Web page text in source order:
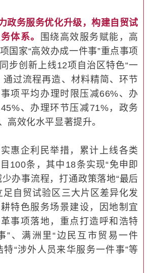
务服务优化升级，构建自贸试
体系。
围绕高效服务赋能，高
国家“高效办成一件事”重点事项
步创新上线12项自治区特色“一
通过流程再造、材料精简、环节
项平均办理时限压减66%、办
、办理环节压减71%，政务
高效化水平显著提升。
企利民举措，累计上线各类
100条，其中18条实现“免申即
少办事流程，打通政策落地“最后
足自贸试验区三大片区差异化发
特色服务场景建设，因地制宜
事项落地，重点打造呼和浩特
”、满洲里“边民互市贸易一件
特“涉外人员来华服务一件事”等